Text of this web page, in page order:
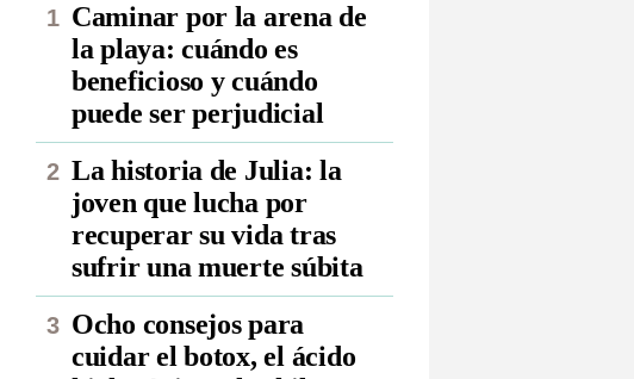
Caminar por la arena de
la playa: cuándo es
beneficioso y cuándo
puede ser perjudicial
La historia de Julia: la
joven que lucha por
recuperar su vida tras
sufrir una muerte súbita
Ocho consejos para
cuidar el botox, el ácido